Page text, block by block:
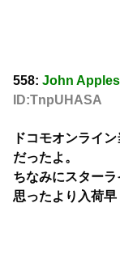
558: John
ID:TnpUHASA
ドコモオンライ
だったよ。
ちなみにスターラ
思ったより入荷